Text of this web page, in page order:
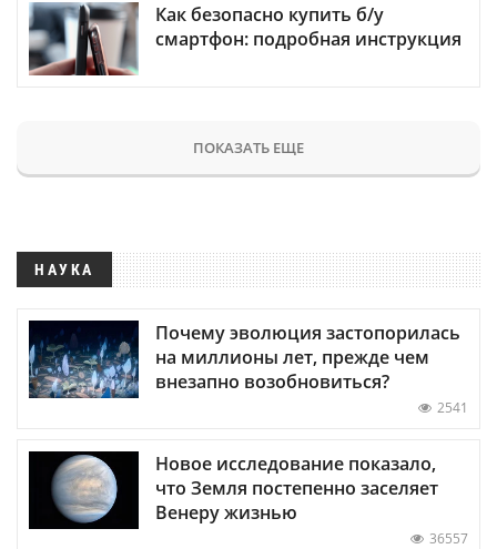
Как безопасно купить б/у
смартфон: подробная инструкция
ПОКАЗАТЬ ЕЩЕ
НАУКА
Почему эволюция застопорилась
на миллионы лет, прежде чем
внезапно возобновиться?
2541
Новое исследование показало,
что Земля постепенно заселяет
Венеру жизнью
36557